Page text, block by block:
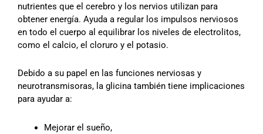
nutrientes que el cerebro y los nervios utilizan para
obtener energía. Ayuda a regular los impulsos nerviosos
en todo el cuerpo al equilibrar los niveles de electrolitos,
como el calcio, el cloruro y el potasio.
Debido a su papel en las funciones nerviosas y
neurotransmisoras, la glicina también tiene implicaciones
para ayudar a:
Mejorar el sueño,